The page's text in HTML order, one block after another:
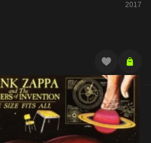
2017